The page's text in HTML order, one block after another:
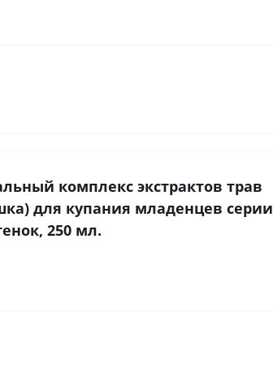
комплекс экстрактов трав
для купания младенцев серии
250 мл.